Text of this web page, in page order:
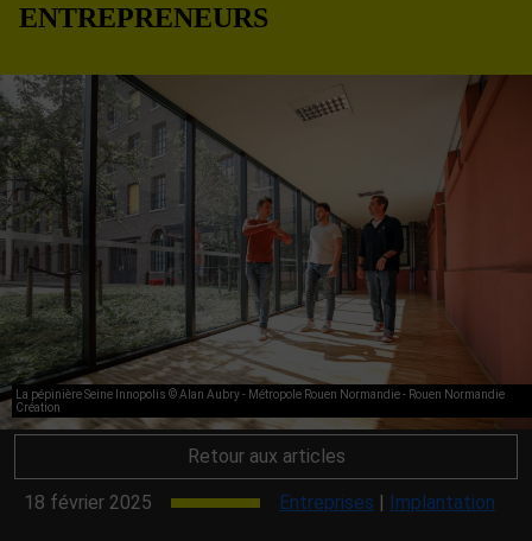
ENTREPRENEURS
La pépinière Seine Innopolis © Alan Aubry - Métropole Rouen Normandie - Rouen Normandie
Création
Retour aux articles
18 février 2025 Entreprises Implantation